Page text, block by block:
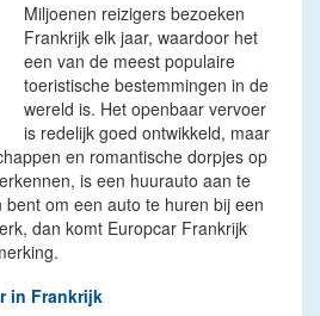
Miljoenen reizigers bezoeken
Frankrijk elk jaar, waardoor het
een van de meest populaire
toeristische bestemmingen in de
wereld is. Het openbaar vervoer
is redelijk goed ontwikkeld, maar
en romantische dorpjes op
is een huurauto aan te
om een auto te huren bij een
dan komt Europcar Frankrijk
in Frankrijk